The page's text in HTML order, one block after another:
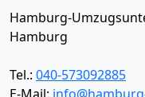
Hamburg-
Hamburg
Tel.: 040-573092885
E-Mail: